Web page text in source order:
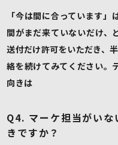
「今は間に合っています
間がまだ来ていないだけ、
送付だけ許可をいただき、
絡を続けてみてください。
向きは
Q4. マーケ担当がいな
きですか？